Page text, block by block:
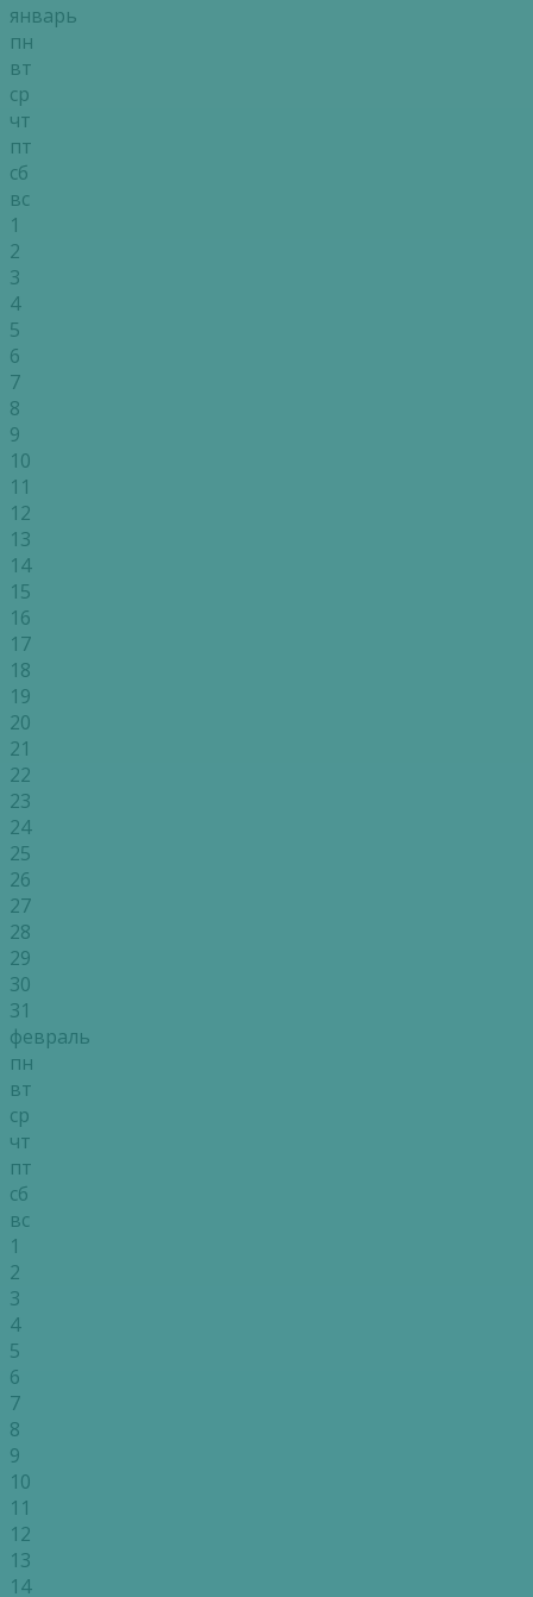
январь
пн
вт
ср
чт
пт
сб
вс
1
2
3
4
5
6
7
8
9
10
11
12
13
14
15
16
17
18
19
20
21
22
23
24
25
26
27
28
29
30
31
февраль
пн
вт
ср
чт
пт
сб
вс
1
2
3
4
5
6
7
8
9
10
11
12
13
14